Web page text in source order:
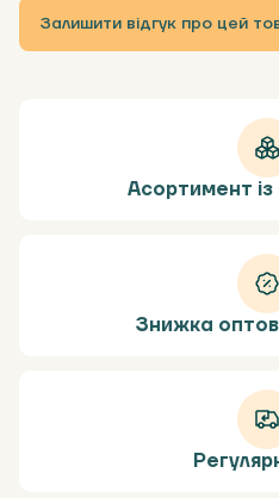
Залишити відгук про цей
Асортимент із
Знижка